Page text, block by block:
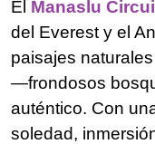
El Manaslu
del Everest y el
paisajes
—frondosos
auténtico. Con
soledad,